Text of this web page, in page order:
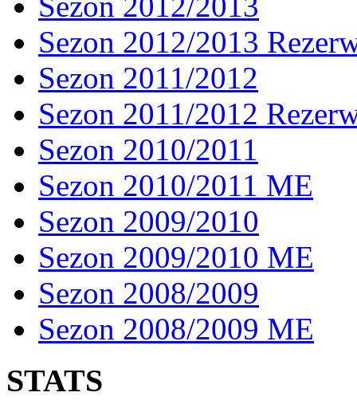
Sezon 2012/2013
Sezon 2011/2012
Sezon 2011/2012
Sezon 2010/2011
Sezon 2010/2011 ME
Sezon 2009/2010
Sezon 2009/2010 ME
Sezon 2008/2009
Sezon 2008/2009 ME
STATS